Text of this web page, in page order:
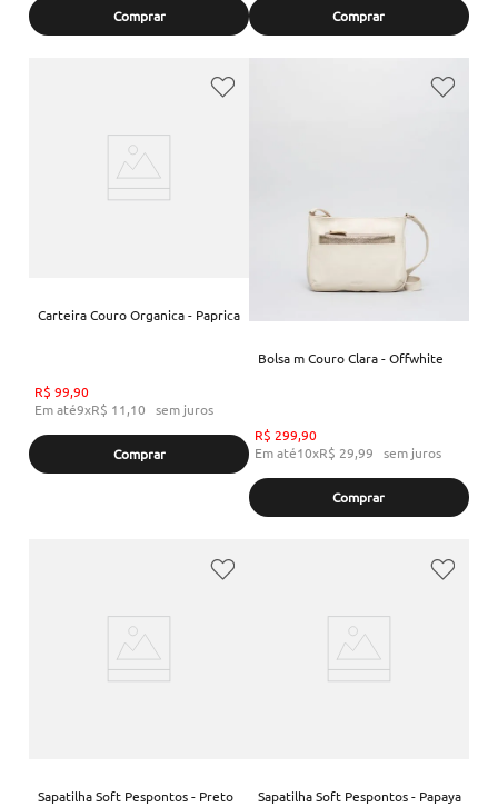
Comprar Comprar
Carteira Couro Organica - Paprica
R$ 99,90
Em até9xR$ 11,10 sem juros
Comprar
Bolsa m Couro Clara - Offwhite
R$ 299,90
Em até10xR$ 29,99 sem juros
Comprar
Sapatilha Soft Pespontos - Preto Sapatilha Soft Pespontos - Papaya